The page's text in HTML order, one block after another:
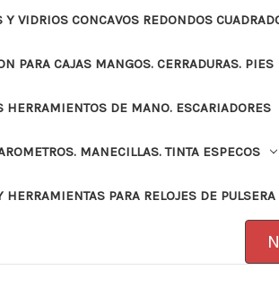
Y VIDRIOS CONCAVOS REDONDOS
PARA CAJAS MANGOS. CERRADURAS. PIES
HERRAMIENTOS DE MANO. ESCARIADORES
MANECILLAS. TINTA ESPECOS
HERRAMIENTAS PARA RELOJES DE PULSERA